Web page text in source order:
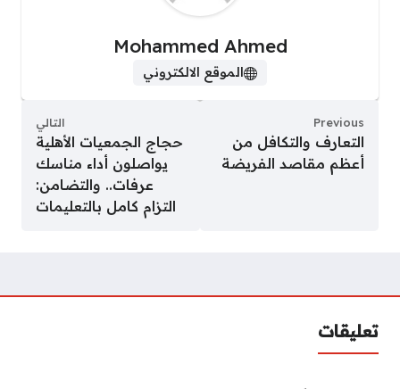
Mohammed Ahmed
الموقع الالكتروني
Previous
التعارف والتكافل من
أعظم مقاصد الفريضة
التالي
حجاج الجمعيات الأهلية
يواصلون أداء مناسك
عرفات.. والتضامن:
التزام كامل بالتعليمات
تعليقات